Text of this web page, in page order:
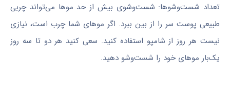
تعداد شست‌وشوها: شست‌وشوی بیش از حد موها می‌تواند چربی
طبیعی پوست سر را از بین ببرد. اگر موهای شما چرب است، نیازی
نیست هر روز از شامپو استفاده کنید. سعی کنید هر دو تا سه روز
یک‌بار موهای خود را شست‌وشو دهید.